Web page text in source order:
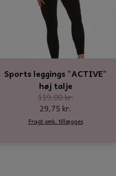
Sports leggings "ACTIVE"
høj talje
119,00 kr.
29,75 kr.
Fragt omk. tillægges